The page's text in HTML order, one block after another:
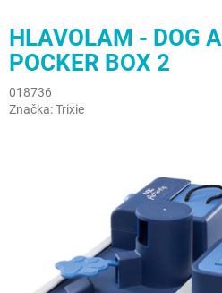
HLAVOLAM - DOG
POCKER BOX 2
018736
Značka:Trixie